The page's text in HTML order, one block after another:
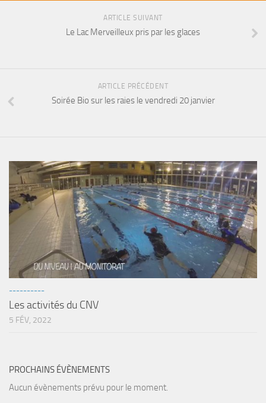
Formations
NAP / NEV
Agenda
Les Palmes du Lac
Résultats Compétitions
MATERIEL
Section Matériel
Occasions
ARTICLE SUIVANT
Le Lac Merveilleux pris par les glaces
ARTICLE PRÉCÉDENT
Soirée Bio sur les raies le vendredi 20 janvier
----------
Les activités du CNV
5 FÉV, 2022
PROCHAINS ÉVÈNEMENTS
Aucun évènements prévu pour le moment.